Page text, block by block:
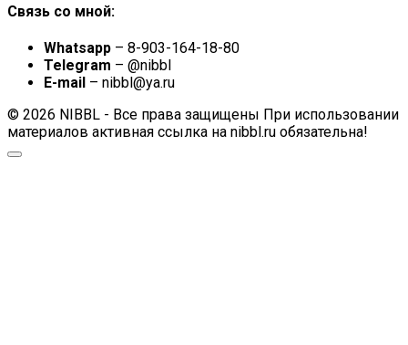
Связь со мной:
Whatsapp – 8-903-164-18-80
Telegram – @nibbl
E-mail – nibbl@ya.ru
© 2026 NIBBL - Все права защищены При использовании
материалов активная ссылка на nibbl.ru обязательна!